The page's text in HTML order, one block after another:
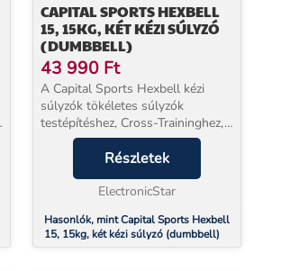
CAPITAL SPORTS HEXBELL
15, 15KG, KÉT KÉZI SÚLYZÓ
(DUMBBELL)
43 990 Ft
A Capital Sports Hexbell kézi
súlyzók tökéletes súlyzók
testépítéshez, Cross-Traininghez,
vagy funkcionális tréninghez.A
robusztus, keménygumiból
készült borítás alatt tökéletesen
kimért vas súlyok va...
Részletek
ElectronicStar
Hasonlók, mint Capital Sports Hexbell
15, 15kg, két kézi súlyzó (dumbbell)